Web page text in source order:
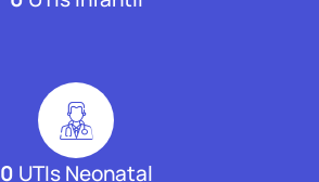
0 UTIs Neonatal